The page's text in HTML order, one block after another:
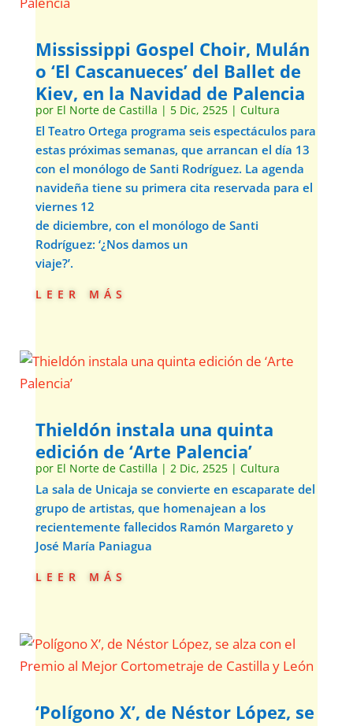
Mississippi Gospel Choir, Mulán
o ‘El Cascanueces’ del Ballet de
Kiev, en la Navidad de Palencia
por El Norte de Castilla | 5 Dic, 2525| Cultura
El Teatro Ortega programa seis espectáculos para
estas próximas semanas, que arrancan el día 13
con el monólogo de Santi Rodríguez. La agenda
navideña tiene su primera cita reservada para el
viernes 12
de diciembre, con el monólogo de Santi
Rodríguez: ‘¿Nos damos un
viaje?’.
leer más
Thieldón instala una quinta
edición de ‘Arte Palencia’
por El Norte de Castilla | 2 Dic, 2525| Cultura
La sala de Unicaja se convierte en escaparate del
grupo de artistas, que homenajean a los
recientemente fallecidos Ramón Margareto y
José María Paniagua
leer más
‘Polígono X’, de Néstor López, se